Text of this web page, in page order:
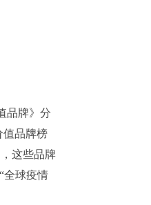
品牌》分
值品牌榜
这些品牌
全球疫情